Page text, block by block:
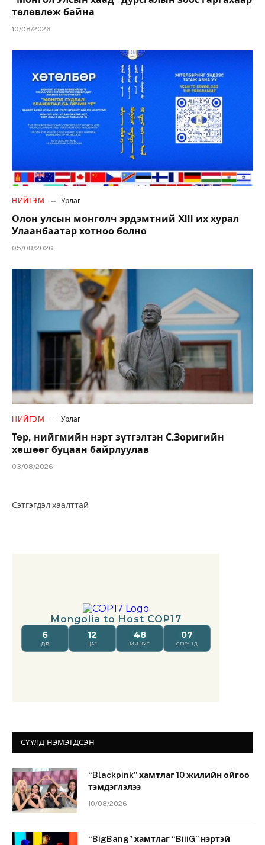
төлөвлөж байна
10/08/2026
НИЙГЭМ Урлаг
Олон улсын монголч эрдэмтний XIII их хурал
Улаанбаатар хотноо болно
05/08/2026
НИЙГЭМ Урлаг
Төр, нийгмийн нэрт зүтгэлтэн С.Зоригийн
хөшөөг буцаан байрлуулав
03/08/2026
Сэтгэгдэл хаалттай
СҮҮЛД НЭМЭГДСЭН
“Blackpink” хамтлаг 10 жилийн ойгоо
тэмдэглэлээ
10/08/2026
“BigBang” хамтлаг “BiiiG” нэртэй